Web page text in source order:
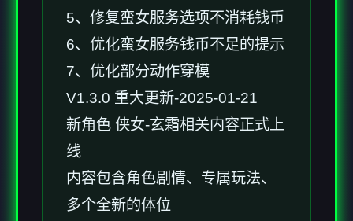
5、修复蛮女服务选项不消耗钱币
6、优化蛮女服务钱币不足的提示
7、优化部分动作穿模
V1.3.0 重大更新-2025-01-21
新角色 侠女-玄霜相关内容正式上
线
内容包含角色剧情、专属玩法、
多个全新的体位